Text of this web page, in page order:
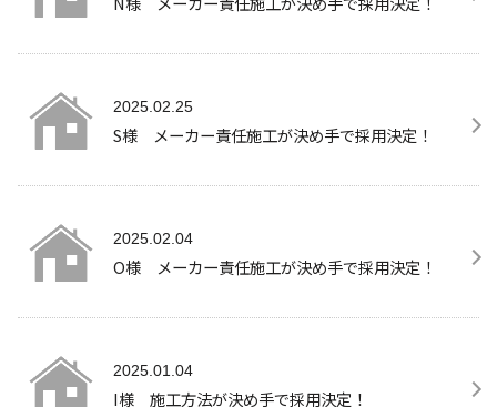
2025.02.25
S様 メーカー責任施工が決め手で採用決定！
2025.02.04
O様 メーカー責任施工が決め手で採用決定！
2025.01.04
I様 施工方法が決め手で採用決定！